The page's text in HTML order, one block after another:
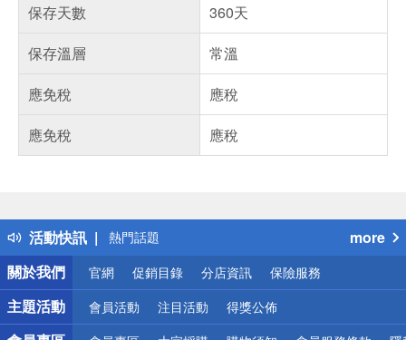
保存天數
360天
保存溫層
常溫
應免稅
應稅
應免稅
應稅
活動快訊
得獎公告
熱門話題
銀行優惠
偏遠地區配送
詐騙網頁！請小心！
more
關於我們
官網 促銷目錄 分店資訊 保險服務
主題活動 會員活動 注目活動 得獎公佈